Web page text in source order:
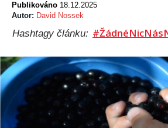
Publikováno 18.12.2025
Autor: David Nossek
Hashtagy článku: